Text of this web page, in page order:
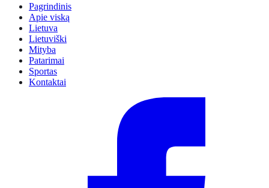
Pagrindinis
Apie viską
Lietuva
Lietuviški
Mityba
Patarimai
Sportas
Kontaktai